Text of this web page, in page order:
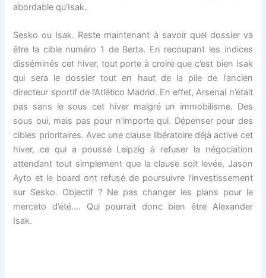
abordable qu’Isak.
Sesko ou Isak. Reste maintenant à savoir quel dossier va
être la cible numéro 1 de Berta. En recoupant les indices
disséminés cet hiver, tout porte à croire que c’est bien Isak
qui sera le dossier tout en haut de la pile de l’ancien
directeur sportif de l’Atlético Madrid. En effet, Arsenal n’était
pas sans le sous cet hiver malgré un immobilisme. Des
sous oui, mais pas pour n’importe qui. Dépenser pour des
cibles prioritaires. Avec une clause libératoire déjà active cet
hiver, ce qui a poussé Leipzig à refuser la négociation
attendant tout simplement que la clause soit levée, Jason
Ayto et le board ont refusé de poursuivre l’investissement
sur Sesko. Objectif ? Ne pas changer les plans pour le
mercato d’été…. Qui pourrait donc bien être Alexander
Isak.